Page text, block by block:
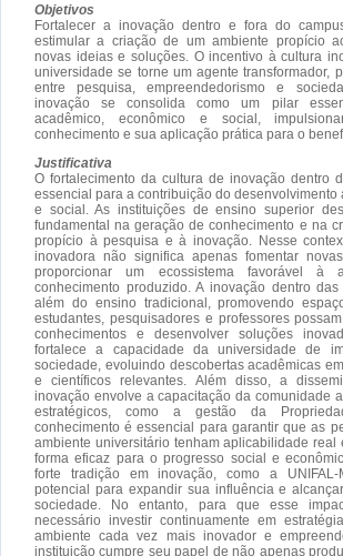
Objetivos
Fortalecer a inovação dentro e fora do
estimular a criação de um ambiente propício
novas ideias e soluções. O incentivo à cultura
universidade se torne um agente transformador,
entre pesquisa, empreendedorismo e
inovação se consolida como um pilar
acadêmico, econômico e social,
conhecimento e sua aplicação prática para o
Justificativa
O fortalecimento da cultura de inovação dentro
essencial para a contribuição do desenvolvimento
e social. As instituições de ensino superior
fundamental na geração de conhecimento e na
propício à pesquisa e à inovação. Nesse
inovadora não significa apenas fomentar
proporcionar um ecossistema favorável à
conhecimento produzido. A inovação dentro
além do ensino tradicional, promovendo
estudantes, pesquisadores e professores
conhecimentos e desenvolver soluções
fortalece a capacidade da universidade de
sociedade, evoluindo descobertas acadêmicas
e científicos relevantes. Além disso, a
inovação envolve a capacitação da comunidade
estratégicos, como a gestão da
conhecimento é essencial para garantir que as
ambiente universitário tenham aplicabilidade real
forma eficaz para o progresso social e
forte tradição em inovação, como a UNIFAL-
potencial para expandir sua influência e
sociedade. No entanto, para que esse
necessário investir continuamente em
ambiente cada vez mais inovador e
instituição cumpre seu papel de não apenas